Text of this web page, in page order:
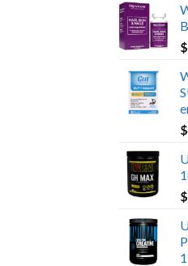
$
$
$